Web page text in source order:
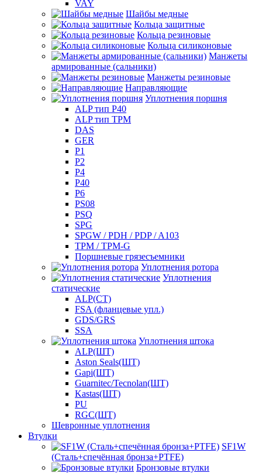
VAY
Шайбы медные
Кольца защитные
Кольца резиновые
Кольца силиконовые
Манжеты
армированные (сальники)
Манжеты резиновые
Направляющие
Уплотнения поршня
ALP тип P40
ALP тип TPM
DAS
GER
P1
P2
P4
P40
P6
PS08
PSQ
SPG
SPGW / PDH / PDP / A103
TPM / TPM-G
Поршневые грязесъемники
Уплотнения ротора
Уплотнения
статические
ALP(СТ)
FSA (фланцевые упл.)
GDS/GRS
SSA
Уплотнения штока
ALP(ШТ)
Aston Seals(ШТ)
Gapi(ШТ)
Guarnitec/Tecnolan(ШТ)
Kastas(ШТ)
PU
RGC(ШТ)
Шевронные уплотнения
Втулки
SF1W
(Сталь+спечённая бронза+PTFE)
Бронзовые втулки